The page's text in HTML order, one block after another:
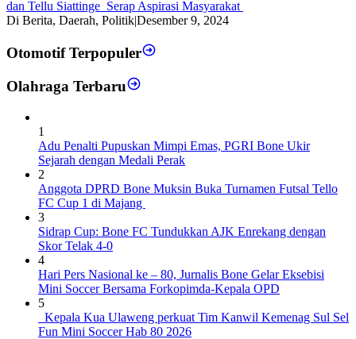
dan Tellu Siattinge Serap Aspirasi Masyarakat
Di Berita, Daerah, Politik|Desember 9, 2024
Otomotif Terpopuler
Olahraga Terbaru
1
Adu Penalti Pupuskan Mimpi Emas, PGRI Bone Ukir
Sejarah dengan Medali Perak
2
Anggota DPRD Bone Muksin Buka Turnamen Futsal Tello
FC Cup 1 di Majang
3
Sidrap Cup: Bone FC Tundukkan AJK Enrekang dengan
Skor Telak 4-0
4
Hari Pers Nasional ke – 80, Jurnalis Bone Gelar Eksebisi
Mini Soccer Bersama Forkopimda-Kepala OPD
5
Kepala Kua Ulaweng perkuat Tim Kanwil Kemenag Sul Sel
Fun Mini Soccer Hab 80 2026